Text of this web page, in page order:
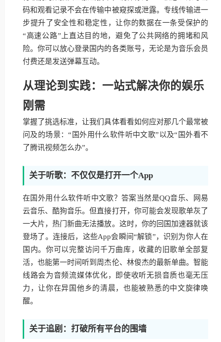
码和观看记录不会在传输中被窥探或泄露。专线传输进一
步提升了安全性和稳定性，让你的数据在一条受保护的
“高速公路”上直达目的地，避免了公共网络的拥堵和风
险。你可以放心登录国内的各类账号，无论是为音乐会员
付费还是发送弹幕互动。
从理论到实践：一站式解决你的娱乐
刚需
掌握了挑选标准，让我们具体看看如何应对那几个最常被
问及的场景：“国外用什么软件听中文歌”以及“国外看不
了腾讯视频怎么办”。
关于听歌：不仅仅是打开一个App
在国外用什么软件听中文歌？答案当然是QQ音乐、网易
云音乐、酷狗音乐。但直接打开，你可能会发现歌单灰了
一大片，热门新曲无法播放。这时，你的回国加速器就该
登场了。连接后，这些App会瞬间“解锁”，识别为你人在
国内。你可以完整访问千万曲库，收藏的旧歌单全部复
活，也能第一时间听到周杰伦、林俊杰的最新单曲。智能
线路会为音频流媒体优化，即使收听无损音质也毫无压
力，让你在异国他乡的清晨，也能被熟悉的中文旋律唤
醒。
关于追剧：打破所有平台的围墙